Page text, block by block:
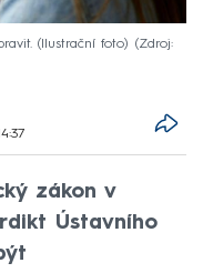
(Ilustrační foto)
Zdroj:
zákon v
Ústavního